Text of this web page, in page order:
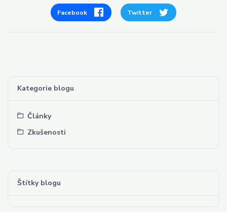
Kategorie blogu
Články
Zkušenosti
Štítky blogu
Facebook Twitter